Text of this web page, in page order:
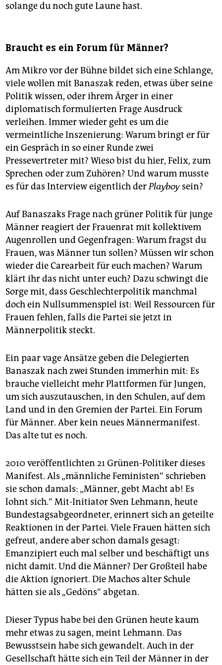
solange du noch gute Laune hast.
Braucht es ein Forum für Männer?
Am Mikro vor der Bühne bildet sich eine Schlange,
viele wollen mit Banaszak reden, etwas über seine
Politik wissen, oder ihrem Ärger in einer
diplomatisch formulierten Frage Ausdruck
verleihen. Immer wieder geht es um die
vermeintliche Inszenierung: Warum bringt er für
ein Gespräch in so einer Runde zwei
Pressevertreter mit? Wieso bist du hier, Felix, zum
Sprechen oder zum Zuhören? Und warum musste
es für das Interview eigentlich derPlayboy sein?
Auf Banaszaks Frage nach grüner Politik für junge
Männer reagiert der Frauenrat mit kollektivem
Augenrollen und Gegenfragen: Warum fragst du
Frauen, was Männer tun sollen? Müssen wir schon
wieder die Carearbeit für euch machen? Warum
klärt ihr das nicht unter euch? Dazu schwingt die
Sorge mit, dass Geschlechterpolitik manchmal
doch ein Nullsummenspiel ist: Weil Ressourcen für
Frauen fehlen, falls die Partei sie jetzt in
Männerpolitik steckt.
Ein paar vage Ansätze geben die Delegierten
Banaszak nach zwei Stunden immerhin mit: Es
brauche vielleicht mehr Plattformen für Jungen,
um sich auszutauschen, in den Schulen, auf dem
Land und in den Gremien der Partei. Ein Forum
für Männer. Aber kein neues Männermanifest.
Das alte tut es noch.
2010 veröffentlichten 21 Grünen-Politiker dieses
Manifest. Als „männliche Feministen“ schrieben
sie schon damals: „Männer, gebt Macht ab! Es
lohnt sich.“ Mit-Initiator Sven Lehmann, heute
Bundestagsabgeordneter, erinnert sich an geteilte
Reaktionen in der Partei. Viele Frauen hätten sich
gefreut, andere aber schon damals gesagt:
Emanzipiert euch mal selber und beschäftigt uns
nicht damit. Und die Männer? Der Großteil habe
die Aktion ignoriert. Die Machos alter Schule
hätten sie als „Gedöns“ abgetan.
Dieser Typus habe bei den Grünen heute kaum
mehr etwas zu sagen, meint Lehmann. Das
Bewusstsein habe sich gewandelt. Auch in der
Gesellschaft hätte sich ein Teil der Männer in der